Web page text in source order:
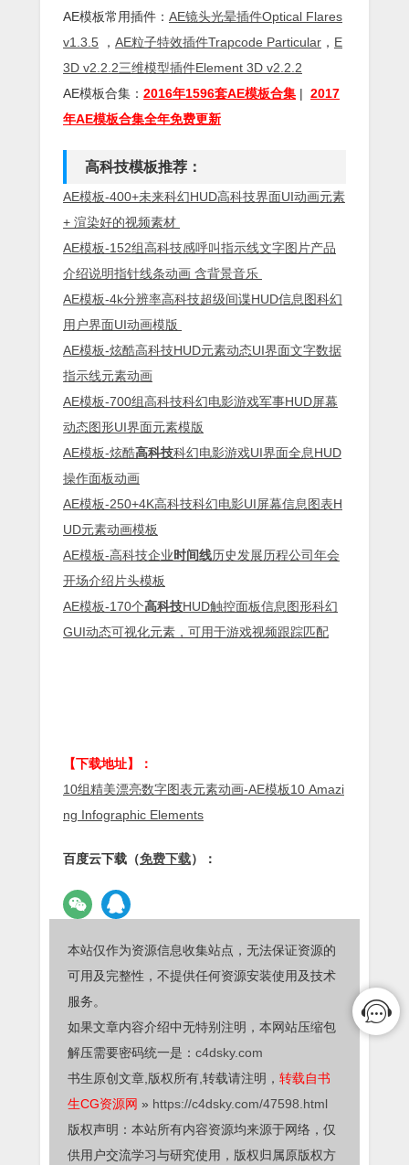
AE模板常用插件： AE镜头光晕插件Optical Flares
v1.3.5 ， AE粒子特效插件Trapcode Particular ， E
3D v2.2.2三维模型插件Element 3D v2.2.2
AE模板合集： 2016年1596套AE模板合集 | 2017
年AE模板合集全年免费更新
高科技模板推荐：
AE模板-400+未来科幻HUD高科技界面UI动画元素
+ 渲染好的视频素材
AE模板-152组高科技感呼叫指示线文字图片产品
介绍说明指针线条动画 含背景音乐
AE模板-4k分辨率高科技超级间谍HUD信息图科幻
用户界面UI动画模版
AE模板-炫酷高科技HUD元素动态UI界面文字数据
指示线元素动画
AE模板-700组高科技科幻电影游戏军事HUD屏幕
动态图形UI界面元素模版
AE模板-炫酷高科技科幻电影游戏UI界面全息HUD
操作面板动画
AE模板-250+4K高科技科幻电影UI屏幕信息图表H
UD元素动画模板
AE模板-高科技企业时间线历史发展历程公司年会
开场介绍片头模板
AE模板-170个高科技HUD触控面板信息图形科幻
GUI动态可视化元素，可用于游戏视频跟踪匹配
【下载地址】：
10组精美漂亮数字图表元素动画-AE模板10 Amazi
ng Infographic Elements
百度云下载（免费下载）：
本站仅作为资源信息收集站点，无法保证资源的
可用及完整性，不提供任何资源安装使用及技术
服务。
如果文章内容介绍中无特别注明，本网站压缩包
解压需要密码统一是： c4dsky.com
书生原创文章,版权所有,转载请注明， 转载自书
生CG资源网 » https://c4dsky.com/47598.html
版权声明：本站所有内容资源均来源于网络，仅
供用户交流学习与研究使用，版权归属原版权方